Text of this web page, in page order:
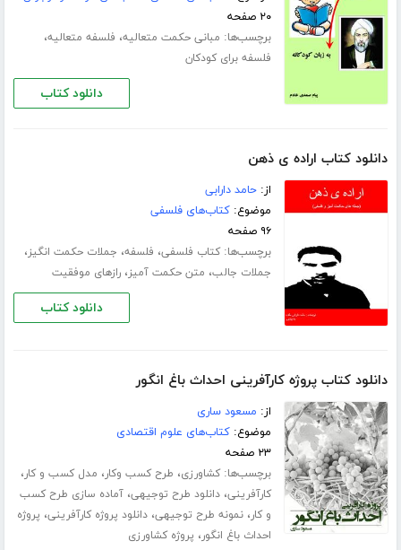
۲۰ صفحه
برچسب‌ها: مبانی حکمت متعالیه، فلسفه متعالیه،
فلسفه برای کودکان
دانلود کتاب
دانلود کتاب اراده ی ذهن
از:حامد دارابی
موضوع:کتاب‌های فلسفی
۹۶ صفحه
برچسب‌ها:کتاب فلسفی، فلسفه، جملات حکمت انگیز،
جملات جالب، متن حکمت آمیز،رازهای موفقیت
دانلود کتاب
دانلود کتاب پروژه کارآفرینی احداث باغ انگور
از: مسعود ساری
موضوع:کتاب‌های علوم اقتصادی
۲۳ صفحه
برچسب‌ها:کشاورزی، طرح کسب وکار، مدل کسب و کار،
کارآفرینی،دانلود طرح توجیهی،آماده سازی طرح کسب
و کار،نمونه طرح توجیهی،دانلود پروژه کارآفرینی، پروژه
احداث باغ انگور، پروژه کشاورزی